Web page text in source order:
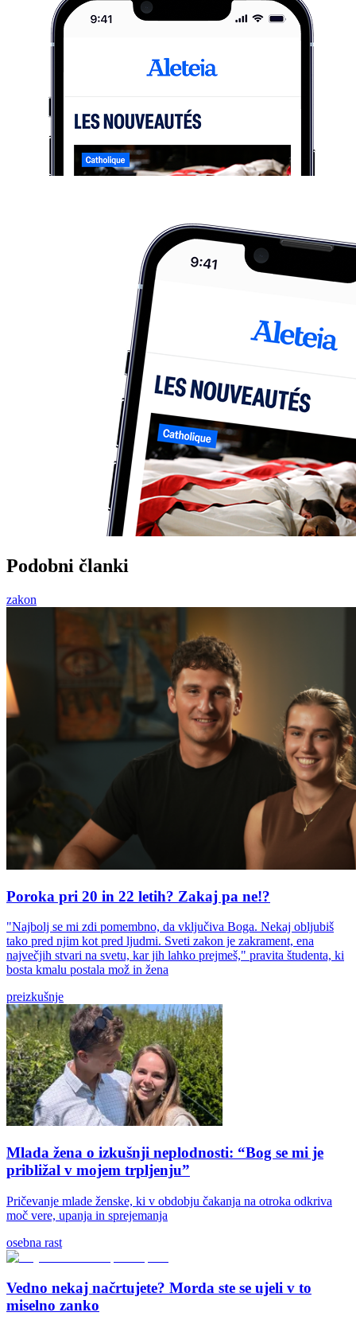
Podobni članki
zakon
Poroka pri 20 in 22 letih? Zakaj pa ne!?
"Najbolj se mi zdi pomembno, da vključiva Boga. Nekaj obljubiš
tako pred njim kot pred ljudmi. Sveti zakon je zakrament, ena
največjih stvari na svetu, kar jih lahko prejmeš," pravita študenta, ki
bosta kmalu postala mož in žena
preizkušnje
Mlada žena o izkušnji neplodnosti: “Bog se mi je
približal v mojem trpljenju”
Pričevanje mlade ženske, ki v obdobju čakanja na otroka odkriva
moč vere, upanja in sprejemanja
osebna rast
Vedno nekaj načrtujete? Morda ste se ujeli v to
miselno zanko